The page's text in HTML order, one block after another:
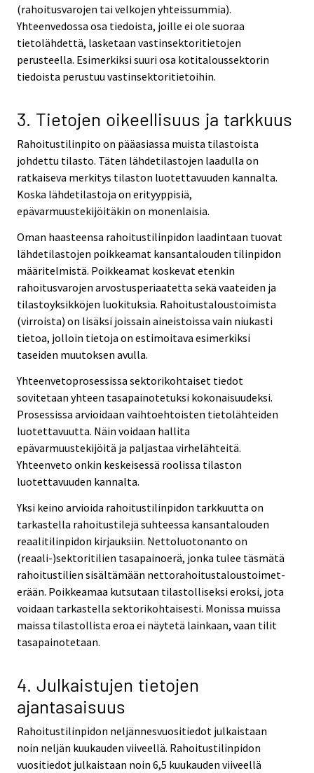
(rahoitusvarojen tai velkojen yhteissummia).
Yhteenvedossa osa tiedoista, joille ei ole suoraa
tietolähdettä, lasketaan vastinsektoritietojen
perusteella. Esimerkiksi suuri osa kotitaloussektorin
tiedoista perustuu vastinsektoritietoihin.
3. Tietojen oikeellisuus ja tarkkuus
Rahoitustilinpito on pääasiassa muista tilastoista
johdettu tilasto. Täten lähdetilastojen laadulla on
ratkaiseva merkitys tilaston luotettavuuden kannalta.
Koska lähdetilastoja on erityyppisiä,
epävarmuustekijöitäkin on monenlaisia.
Oman haasteensa rahoitustilinpidon laadintaan tuovat
lähdetilastojen poikkeamat kansantalouden tilinpidon
määritelmistä. Poikkeamat koskevat etenkin
rahoitusvarojen arvostusperiaatetta sekä vaateiden ja
tilastoyksikköjen luokituksia. Rahoitustaloustoimista
(virroista) on lisäksi joissain aineistoissa vain niukasti
tietoa, jolloin tietoja on estimoitava esimerkiksi
taseiden muutoksen avulla.
Yhteenvetoprosessissa sektorikohtaiset tiedot
sovitetaan yhteen tasapainotetuksi kokonaisuudeksi.
Prosessissa arvioidaan vaihtoehtoisten tietolähteiden
luotettavuutta. Näin voidaan hallita
epävarmuustekijöitä ja paljastaa virhelähteitä.
Yhteenveto onkin keskeisessä roolissa tilaston
luotettavuuden kannalta.
Yksi keino arvioida rahoitustilinpidon tarkkuutta on
tarkastella rahoitustilejä suhteessa kansantalouden
reaalitilinpidon kirjauksiin. Nettoluotonanto on
(reaali-)sektoritilien tasapainoerä, jonka tulee täsmätä
rahoitustilien sisältämään nettorahoitustaloustoimet-
erään. Poikkeamaa kutsutaan tilastolliseksi eroksi, jota
voidaan tarkastella sektorikohtaisesti. Monissa muissa
maissa tilastollista eroa ei näytetä lainkaan, vaan tilit
tasapainotetaan.
4. Julkaistujen tietojen
ajantasaisuus
Rahoitustilinpidon neljännesvuositiedot julkaistaan
noin neljän kuukauden viiveellä. Rahoitustilinpidon
vuositiedot julkaistaan noin 6,5 kuukauden viiveellä